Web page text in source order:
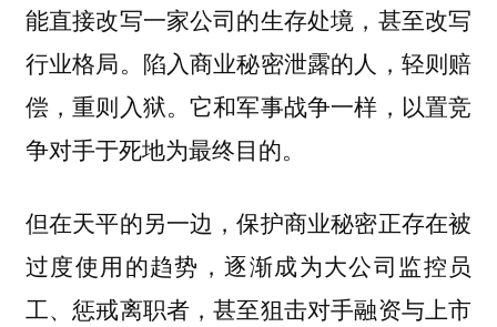
能直接改写一家公司的生存处境，甚至改写
行业格局。陷入商业秘密泄露的人，轻则赔
偿，重则入狱。它和军事战争一样，以置竞
争对手于死地为最终目的。
但在天平的另一边，保护商业秘密正存在被
过度使用的趋势，逐渐成为大公司监控员
工、惩戒离职者，甚至狙击对手融资与上市